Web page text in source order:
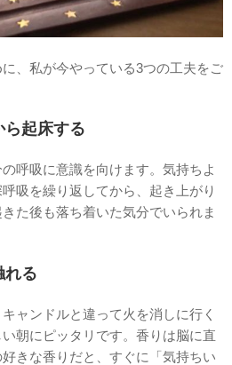
、私が今やっている3つの工夫をご
ら起床する
呼吸に意識を向けます。気持ちよ
吸を繰り返してから、起き上がり
た後も落ち着いた気分でいられま
れる
ャンドルと違って火を消しに行く
朝にピッタリです。香りは脳に直
きな香りだと、すぐに「気持ちい